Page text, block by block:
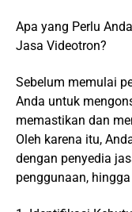
Apa yang Perlu
Jasa Videotron?
Sebelum memulai
Anda untuk
memastikan dan
Oleh karena itu,
dengan penyedia
penggunaan,